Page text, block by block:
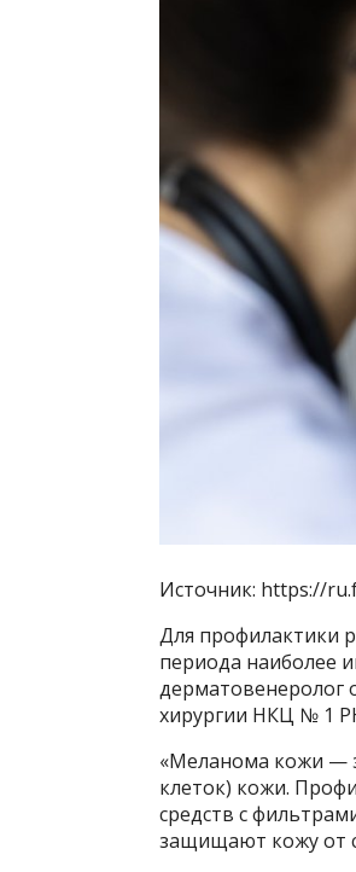
Источник: https://
Для профилактики
периода наиболее
дерматовенеролог
хирургии НКЦ № 1
«Меланома кожи —
клеток) кожи.
средств с
защищают кожу от